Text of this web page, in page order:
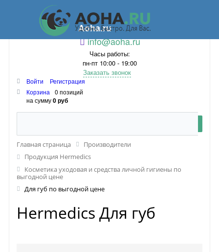
Aoha.ru
info@aoha.ru
Часы работы:
пн-пт 10:00 - 19:00
Заказать звонок
Войти
Регистрация
Корзина
0 позиций
на сумму0 руб
Главная страница
Производители
Продукция Hermedics
Косметика уходовая и средства личной гигиены по
выгодной цене
Для губ по выгодной цене
Hermedics Для губ